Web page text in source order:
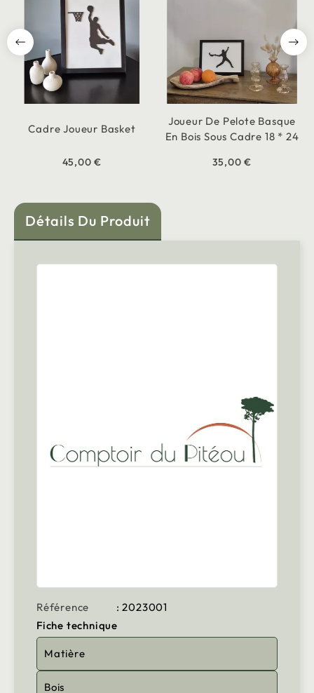
Cadre Joueur Basket
45,00 €
Joueur De Pelote Basque
En Bois Sous Cadre 18 * 24
35,00 €
Détails Du Produit
Référence
: 2023001
Fiche technique
Matière
Bois